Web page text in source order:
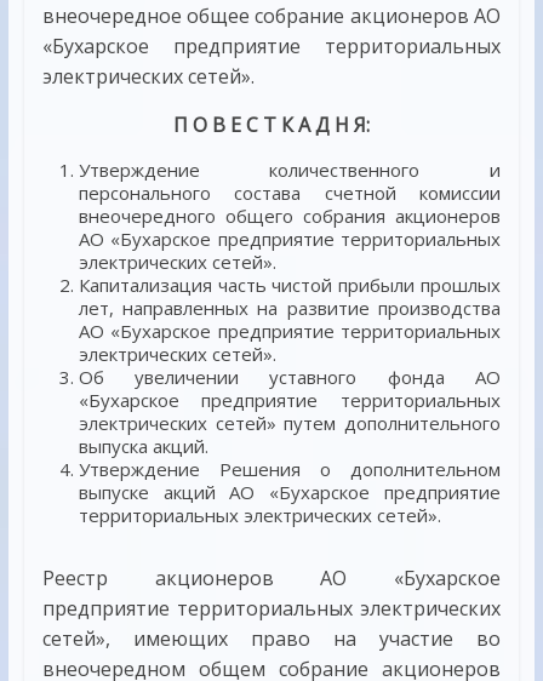
внеочередное общее собрание акционеров АО
«Бухарское предприятие территориальных
электрических сетей».
П О В Е С Т К А Д Н Я:
Утверждение количественного и
персонального состава счетной комиссии
внеочередного общего собрания акционеров
АО «Бухарское предприятие территориальных
электрических сетей».
Капитализация часть чистой прибыли прошлых
лет, направленных на развитие производства
АО «Бухарское предприятие территориальных
электрических сетей».
Об увеличении уставного фонда АО
«Бухарское предприятие территориальных
электрических сетей» путем дополнительного
выпуска акций.
Утверждение Решения о дополнительном
выпуске акций АО «Бухарское предприятие
территориальных электрических сетей».
Реестр акционеров АО «Бухарское
предприятие территориальных электрических
сетей», имеющих право на участие во
внеочередном общем собрание акционеров